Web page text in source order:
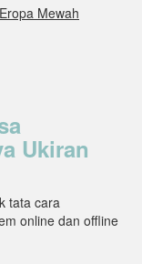
Mewah
Ukiran
tata cara
online dan offline